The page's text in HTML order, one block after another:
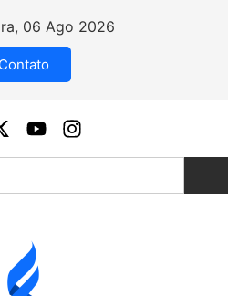
06 Ago 2026
Contato